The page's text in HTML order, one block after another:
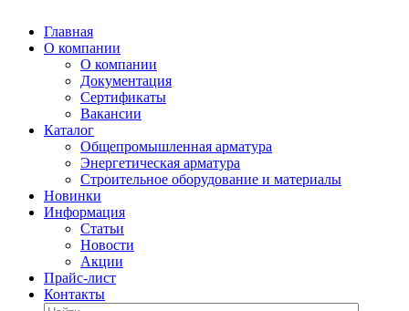
Главная
О компании
О компании
Документация
Сертификаты
Вакансии
Каталог
Общепромышленная арматура
Энергетическая арматура
Строительное оборудование и материалы
Новинки
Информация
Статьи
Новости
Акции
Прайс-лист
Контакты